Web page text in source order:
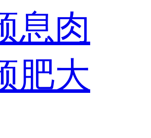
息肉
肥大